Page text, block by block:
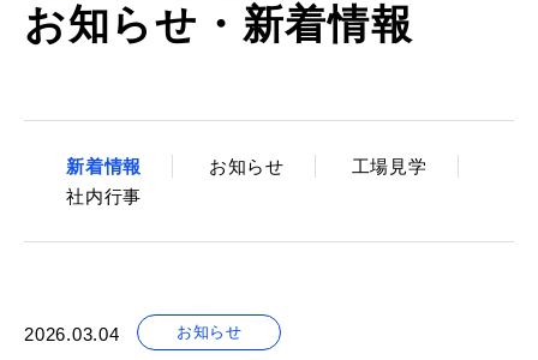
企業情報
- 企業情報TOP
- 会社概要
- すべての実績
お問い合わせ・資料DL
- お問い合わせTOP
わたしたちについて
お知らせ・新着情報
新着情報 お知らせ
工場見学
社内行事
2026.03.04 お知らせ